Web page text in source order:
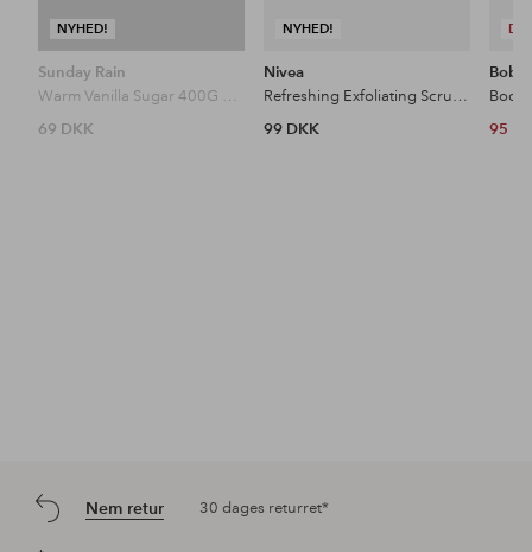
NYHED!
Sunday Rain
Warm Vanilla Sugar 400G Scrub
69 DKK
NYHED!
Nivea
Refreshing Exfoliating Scrub 150 Ml
99 DKK
Body
95
Nem retur 30 dages returret*